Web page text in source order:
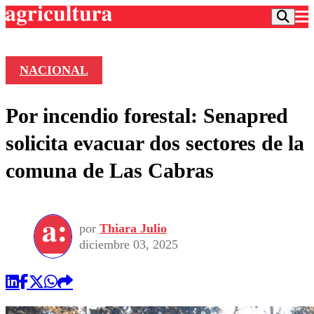
Frecuencias
Agricultura TV
Deportes
Colo Colo
Seleccion Chilena
Torneo Internacional
Universidad de Chile
Entretención
Economía
Internacional
Sustentabilidad
Publicaciones en medios
Opinión
NACIONAL
Por incendio forestal: Senapred
solicita evacuar dos sectores de la
comuna de Las Cabras
por Thiara Julio
diciembre 03, 2025